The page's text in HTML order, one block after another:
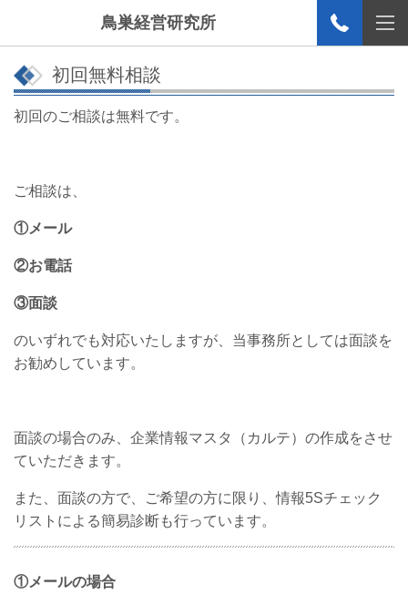
鳥巣経営研究所
初回無料相談
初回のご相談は無料です。
ご相談は、
①メール
②お電話
③面談
のいずれでも対応いたしますが、当事務所としては面談を
お勧めしています。
面談の場合のみ、企業情報マスタ（カルテ）の作成をさせ
ていただきます。
また、面談の方で、ご希望の方に限り、情報5Sチェック
リストによる簡易診断も行っています。
①メールの場合